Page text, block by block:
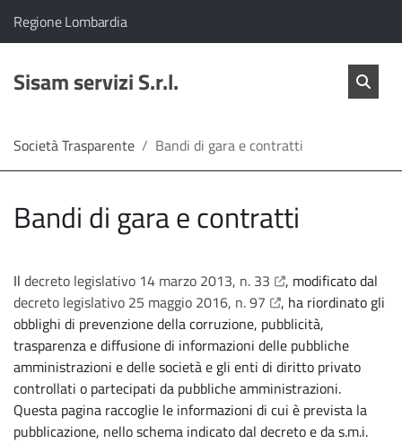
Home
Servizi
diretta
Il comune di Sisam servizi S.r.l. appartiene a:
Regione Lombardia(Apre il link in una nuova scheda)
Sisam servizi S.r.l. salta
Società Trasparente Bandi di gara e contratti
Bandi di gara e contratti
Il decreto legislativo 14 marzo 2013, n. 33 apre il link in una
, modificato dal
decreto legislativo 25 maggio 2016, n. 97 apre il link in una
, ha riordinato gli
obblighi di prevenzione della corruzione, pubblicità,
trasparenza e diffusione di informazioni delle pubbliche
amministrazioni e delle società e gli enti di diritto privato
controllati o partecipati da pubbliche amministrazioni.
Questa pagina raccoglie le informazioni di cui è prevista la
pubblicazione, nello schema indicato dal decreto e da s.m.i.